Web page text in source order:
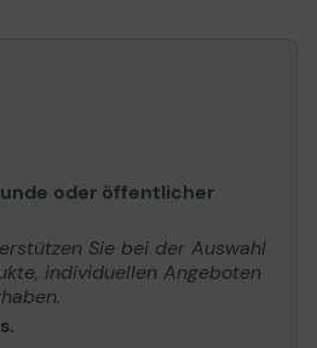
oder öffentlicher
Sie bei der Auswahl
individuellen Angeboten